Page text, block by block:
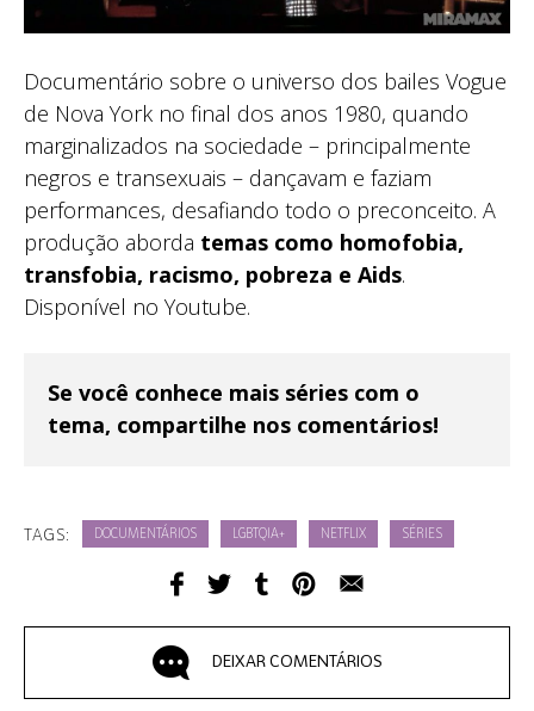
Documentário sobre o universo dos bailes Vogue
de Nova York no final dos anos 1980, quando
marginalizados na sociedade – principalmente
negros e transexuais – dançavam e faziam
performances, desafiando todo o preconceito. A
produção aborda temas como homofobia,
transfobia, racismo, pobreza e Aids.
Disponível no Youtube.
Se você conhece mais séries com o
tema, compartilhe nos comentários!
TAGS: DOCUMENTÁRIOS LGBTQIA+ NETFLIX SÉRIES
DEIXAR COMENTÁRIOS